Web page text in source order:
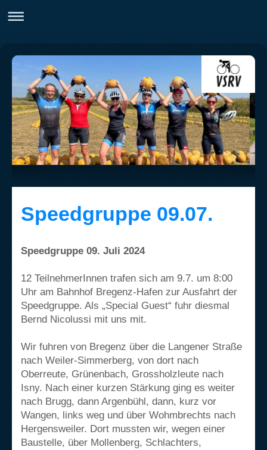
Speedgruppe 09.07.
Speedgruppe 09. Juli 2024
12 TeilnehmerInnen trafen sich am 9.7. um 8:00
Uhr am Bahnhof Bregenz-Hafen zur Ausfahrt der
Speedgruppe. Als „Special Guest“ fuhr diesmal
Bernd Nicolussi mit uns mit.
Wir fuhren von Bregenz über die Langener Straße
nach Weiler-Simmerberg, von dort nach
Oberreute, Grünenbach, Grossholzleute nach
Isny. Nach einer kurzen Stärkung ging es weiter
nach Brugg, dann Argenbühl, dann, kurz vor
Wangen, links weg und über Wohmbrechts nach
Hergensweiler. Dort mussten wir, wegen einer
Baustelle, über Mollenberg, Schlachters,